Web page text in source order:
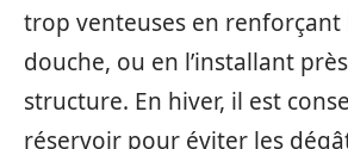
trop venteuses en renforçant
douche, ou en l’installant près
structure. En hiver, il est
réservoir pour éviter les